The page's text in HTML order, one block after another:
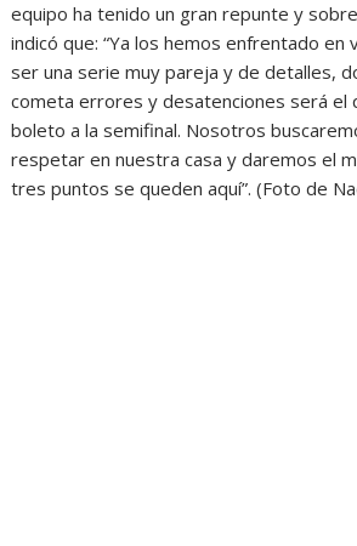
equipo ha tenido un gran repunte y
indicó que: “Ya los hemos enfrentado en
ser una serie muy pareja y de detalles,
cometa errores y desatenciones será el
boleto a la semifinal. Nosotros
respetar en nuestra casa y daremos el
tres puntos se queden aquí”. (Foto de